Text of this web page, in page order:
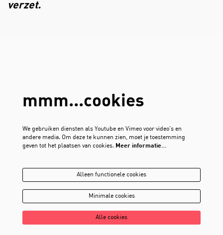
verzet.
mmm...cookies
We gebruiken diensten als Youtube en Vimeo voor video's en
andere media. Om deze te kunnen zien, moet je toestemming
geven tot het plaatsen van cookies. Meer informatie…
Alleen functionele cookies
Minimale cookies
Alle cookies